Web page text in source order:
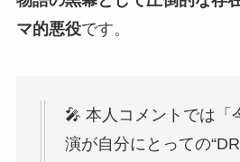
マ的悪役です。
🎤 本人コメントでは「
演が自分にとっての